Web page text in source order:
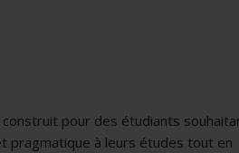
pour des étudiants
pragmatique à leurs études tout en